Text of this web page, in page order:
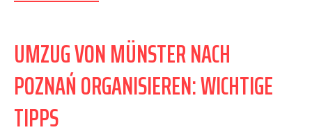
UMZUG VON MÜNSTER NACH
POZNAŃ ORGANISIEREN: WICHTIGE
TIPPS